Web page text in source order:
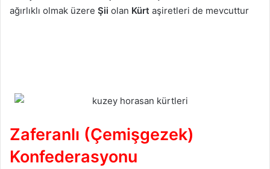
ağırlıklı olmak üzere Şii olan Kürt aşiretleri de mevcuttur
Zaferanlı (Çemişgezek)
Konfederasyonu